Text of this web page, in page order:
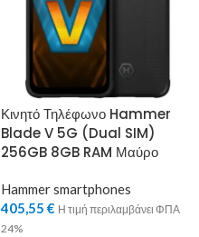
Κινητό Τηλέφωνο Hammer
Blade V 5G (Dual SIM)
256GB 8GB RAM Μαύρο
Hammer smartphones
405,55 € Η τιμή περιλαμβάνει ΦΠΑ
24%